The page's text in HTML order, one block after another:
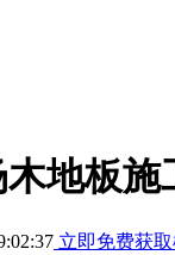
地板施
立即免费获